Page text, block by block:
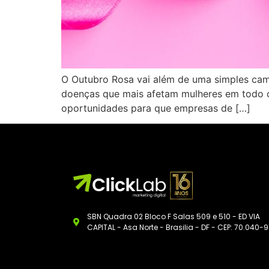
O Outubro Rosa vai além de uma simples
doenças que mais afetam mulheres em
oportunidades para que empresas de […]
SBN Quadra 02 Bloco F Salas 509 e 510 - ED VIA
CAPITAL - Asa Norte - Brasilia - DF - CEP: 70.040-